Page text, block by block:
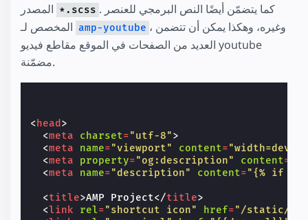
*.scss . كما يتضمّن أيضًا النص البرمجي للعنصر
amp-youtube ، وغيره، وهكذا يمكن أن تتضمن
العديد من الصفحات في الموقع مقاطع فيديو youtube
مضمّنة.
< head >
<meta charset="utf-8">
<meta name="viewport" content=
<meta property="og:description" content=
<meta name="description" content="{% if
<title>AMP Project</title>
<link rel="shortcut icon" href="/static/